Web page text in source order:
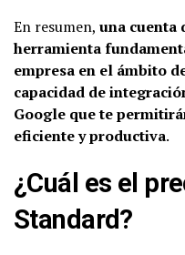
En resumen, una cuenta
herramienta
empresa en el ámbito
capacidad de
Google que te
eficiente y productiva.
¿Cuál es el
Standard?